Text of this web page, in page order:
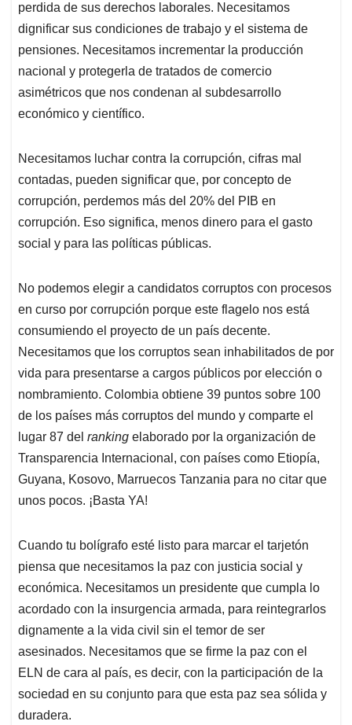
perdida de sus derechos laborales. Necesitamos
dignificar sus condiciones de trabajo y el sistema de
pensiones. Necesitamos incrementar la producción
nacional y protegerla de tratados de comercio
asimétricos que nos condenan al subdesarrollo
económico y científico.
Necesitamos luchar contra la corrupción, cifras mal
contadas, pueden significar que, por concepto de
corrupción, perdemos más del 20% del PIB en
corrupción. Eso significa, menos dinero para el gasto
social y para las políticas públicas.
No podemos elegir a candidatos corruptos con procesos
en curso por corrupción porque este flagelo nos está
consumiendo el proyecto de un país decente.
Necesitamos que los corruptos sean inhabilitados de por
vida para presentarse a cargos públicos por elección o
nombramiento. Colombia obtiene 39 puntos sobre 100
de los países más corruptos del mundo y comparte el
lugar 87 del ranking elaborado por la organización de
Transparencia Internacional, con países como Etiopía,
Guyana, Kosovo, Marruecos Tanzania para no citar que
unos pocos. ¡Basta YA!
Cuando tu bolígrafo esté listo para marcar el tarjetón
piensa que necesitamos la paz con justicia social y
económica. Necesitamos un presidente que cumpla lo
acordado con la insurgencia armada, para reintegrarlos
dignamente a la vida civil sin el temor de ser
asesinados. Necesitamos que se firme la paz con el
ELN de cara al país, es decir, con la participación de la
sociedad en su conjunto para que esta paz sea sólida y
duradera.